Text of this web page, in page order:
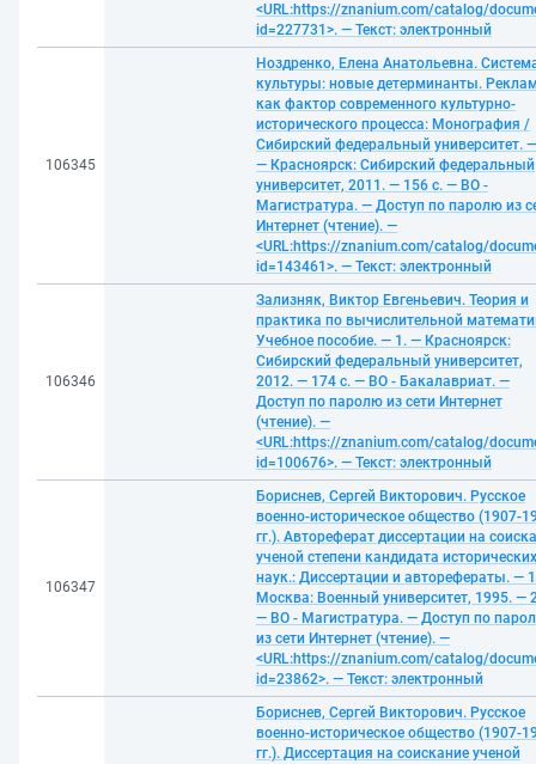
<URL:https://znanium.com/catalog/
id=227731>. — Текст: электронный
106345
Ноздренко, Елена Анатольевна.
культуры: новые детерминанты.
как фактор современного культурно-
исторического процесса: Монография /
Сибирский федеральный университет.
— Красноярск: Сибирский федеральный
университет, 2011. — 156 с. — ВО -
Магистратура. — Доступ по паролю из
Интернет (чтение). —
<URL:https://znanium.com/catalog/
id=143461>. — Текст: электронный
106346
Зализняк, Виктор Евгеньевич. Теория и
практика по вычислительной
Учебное пособие. — 1. — Красноярск:
Сибирский федеральный университет,
2012. — 174 с. — ВО - Бакалавриат. —
Доступ по паролю из сети Интернет
(чтение). —
<URL:https://znanium.com/catalog/
id=100676>. — Текст: электронный
106347
Бориснев, Сергей Викторович. Русское
военно-историческое общество (1907-
гг.). Автореферат диссертации на
ученой степени кандидата исторических
наук.: Диссертации и авторефераты. —
Москва: Военный университет, 1995. —
— ВО - Магистратура. — Доступ по
из сети Интернет (чтение). —
<URL:https://znanium.com/catalog/
id=23862>. — Текст: электронный
Бориснев, Сергей Викторович. Русское
военно-историческое общество (1907-
гг.). Диссертация на соискание ученой